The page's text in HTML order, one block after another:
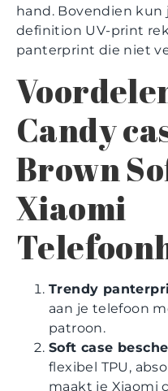
hand. Bovendien kun
definition UV-print
panterprint die niet
Candy
Brown
Xiaomi
Trendy
aan je telefoon
patroon.
Soft case
flexibel TPU,
maakt je Xiaomi